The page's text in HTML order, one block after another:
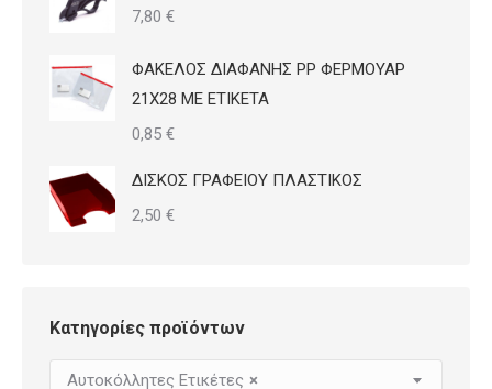
7,80 €
ΦΑΚΕΛΟΣ ΔΙΑΦΑΝΗΣ PP ΦΕΡΜΟΥΑΡ
21Χ28 ΜΕ ΕΤΙΚΕΤΑ
0,85 €
ΔΙΣΚΟΣ ΓΡΑΦΕΙΟΥ ΠΛΑΣΤΙΚΟΣ
2,50 €
Κατηγορίες προϊόντων
×
Αυτοκόλλητες Ετικέτες